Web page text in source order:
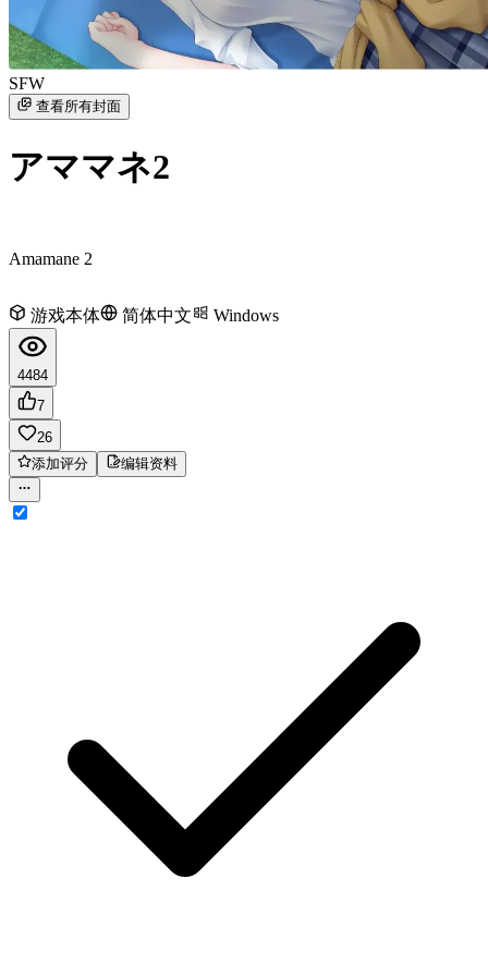
SFW
查看所有封面
アママネ2
Amamane 2
游戏本体 简体中文 Windows
4484
7
26
添加评分
编辑资料